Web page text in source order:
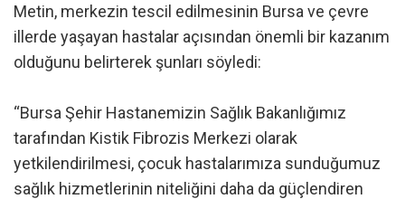
Metin, merkezin tescil edilmesinin Bursa ve çevre
illerde yaşayan hastalar açısından önemli bir kazanım
olduğunu belirterek şunları söyledi:
“Bursa Şehir Hastanemizin Sağlık Bakanlığımız
tarafından Kistik Fibrozis Merkezi olarak
yetkilendirilmesi, çocuk hastalarımıza sunduğumuz
sağlık hizmetlerinin niteliğini daha da güçlendiren